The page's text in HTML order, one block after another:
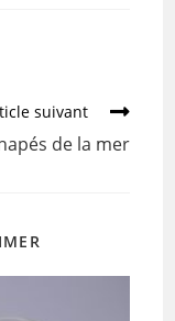
suivant
de la mer